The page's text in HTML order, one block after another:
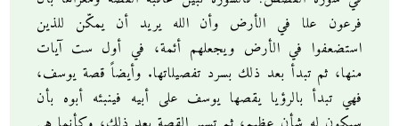
فرعون علا في الأرض وأن الله يريد أن يمكّن للذين
استضعفوا في الأرض ويجعلهم أئمة، في أول ست آيات
منها، ثم تبدأ بعد ذلك بسرد تفصيلاتها. وأيضاً قصة يوسف،
فهي تبدأ بالرؤيا يقصها يوسف على أبيه فينبئه أبوه بأن